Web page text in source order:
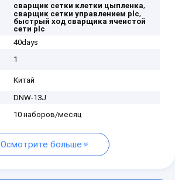
сварщик сетки клетки цыпленка,
сварщик сетки управлением plc,
быстрый ход сварщика ячеистой
сети plc
40days
1
Китай
DNW-13J
10 наборов/месяц
Осмотрите больше